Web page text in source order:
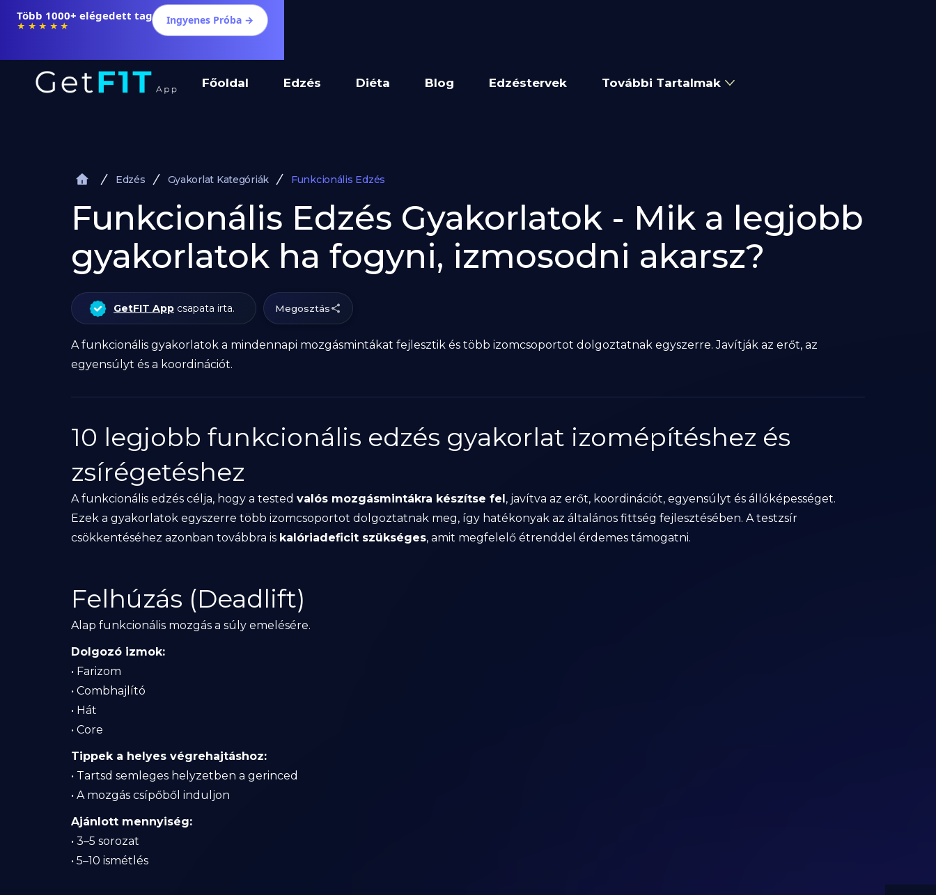
Több 1000+ elégedett tag
★★★★★ Ingyenes Próba →
Főoldal Edzés Diéta Blog Edzéstervek További Tartalmak
Edzés Gyakorlat Kategóriák Funkcionális Edzés
Funkcionális Edzés Gyakorlatok - Mik a legjobb
gyakorlatok ha fogyni, izmosodni akarsz?
GetFIT App csapata irta. Megosztás
A funkcionális gyakorlatok a mindennapi mozgásmintákat fejlesztik és több izomcsoportot dolgoztatnak egyszerre. Javítják az erőt, az
egyensúlyt és a koordinációt.
10 legjobb funkcionális edzés gyakorlat izomépítéshez és
zsírégetéshez
A funkcionális edzés célja, hogy a tested valós mozgásmintákra készítse fel, javítva az erőt, koordinációt, egyensúlyt és állóképességet.
Ezek a gyakorlatok egyszerre több izomcsoportot dolgoztatnak meg, így hatékonyak az általános fittség fejlesztésében. A testzsír
csökkentéséhez azonban továbbra is kalóriadeficit szükséges, amit megfelelő étrenddel érdemes támogatni.
Felhúzás (Deadlift)
Alap funkcionális mozgás a súly emelésére.
Dolgozó izmok:
• Farizom
• Combhajlító
• Hát
• Core
Tippek a helyes végrehajtáshoz:
• Tartsd semleges helyzetben a gerinced
• A mozgás csípőből induljon
Ajánlott mennyiség:
• 3–5 sorozat
• 5–10 ismétlés